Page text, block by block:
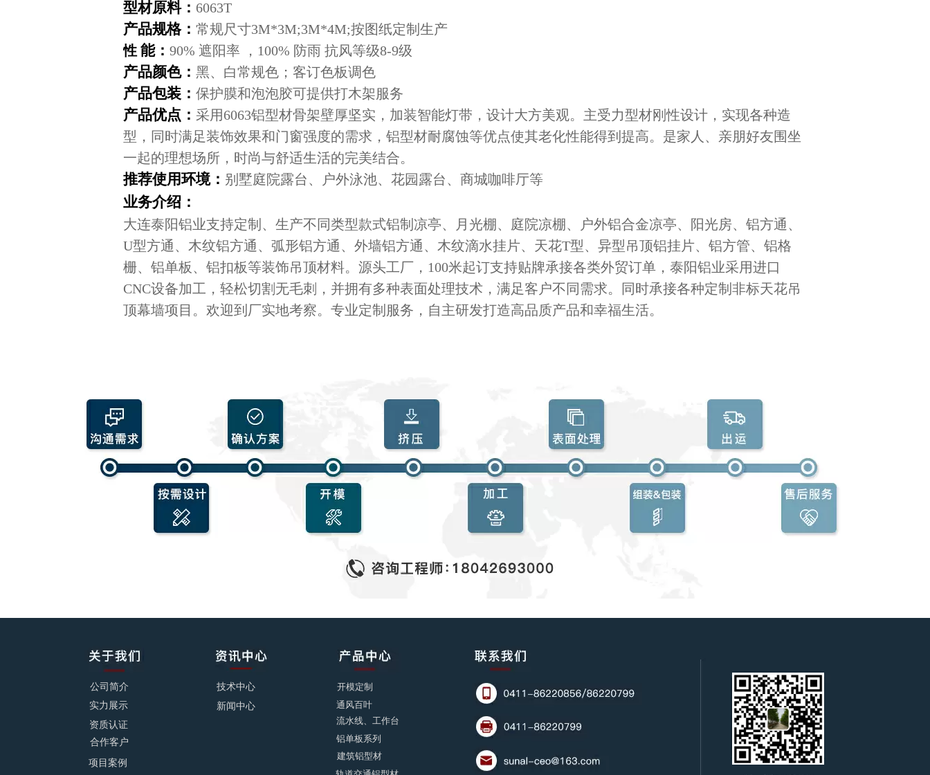
公司简介
实力展示
资质认证
合作客户
技术中心
新闻中心
铝单板系列
建筑铝型材
开模定制
通风百叶
流水线、工作台
项目案例
型材原料： 6063T
产品规格： 常规尺寸3M*3M;3M*4M;按图纸定制生产
性能： 90% 遮阳率 ，100% 防雨 抗风等级8-9级
产品颜色： 黑、白常规色；客订色板调色
产品包装： 保护膜和泡泡胶可提供打木架服务
产品优点： 采用6063铝型材骨架壁厚坚实，加装智能灯带，设计大方美观。主受力型材刚性设计，实现各种造
型，同时满足装饰效果和门窗强度的需求，铝型材耐腐蚀等优点使其老化性能得到提高。是家人、亲朋好友围坐
一起的理想场所，时尚与舒适生活的完美结合。
推荐使用环境： 别墅庭院露台、户外泳池、花园露台、商城咖啡厅等
业务介绍：
大连泰阳铝业支持定制、生产不同类型款式铝制凉亭、月光棚、庭院凉棚、户外铝合金凉亭、阳光房、铝方通、
U型方通、木纹铝方通、弧形铝方通、外墙铝方通、木纹滴水挂片、天花T型、异型吊顶铝挂片、铝方管、铝格
栅、铝单板、铝扣板等装饰吊顶材料。源头工厂，100米起订支持贴牌承接各类外贸订单，泰阳铝业采用进口
CNC设备加工，轻松切割无毛刺，并拥有多种表面处理技术，满足客户不同需求。同时承接各种定制非标天花吊
顶幕墙项目。欢迎到厂实地考察。专业定制服务，自主研发打造高品质产品和幸福生活。